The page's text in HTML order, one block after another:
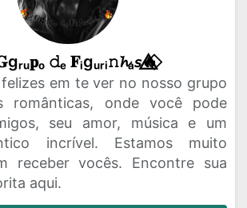
𝚍ₑ 𝐅ᵢgᵤᵣᵢ𝚗𝓱ₐ𝘴🔥⃟⃤
em te ver no nosso grupo
românticas, onde você pode
seu amor, música e um
incrível. Estamos muito
receber vocês. Encontre sua
aqui.